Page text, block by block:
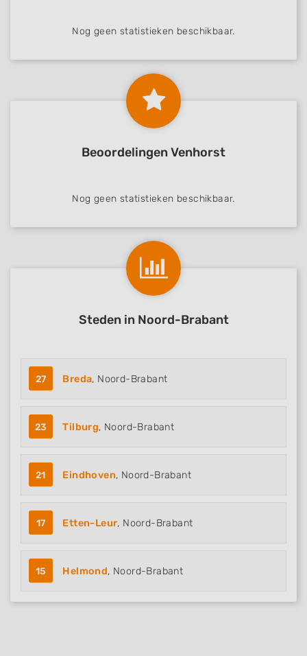
Nog geen statistieken beschikbaar.
Beoordelingen Venhorst
Nog geen statistieken beschikbaar.
Steden in Noord-Brabant
27 Breda, Noord-Brabant
23 Tilburg, Noord-Brabant
21 Eindhoven, Noord-Brabant
17 Etten-Leur, Noord-Brabant
15 Helmond, Noord-Brabant